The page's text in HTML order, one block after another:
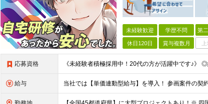
未経験歓迎 学歴不問 第
休日120日 賞与複数月
応募資格
給与